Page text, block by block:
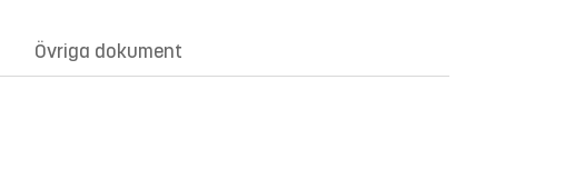
Övriga dokument